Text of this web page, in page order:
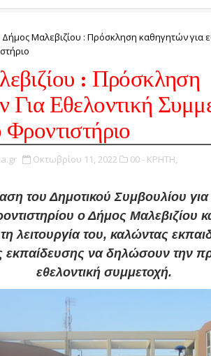
Δήμος Μαλεβιζίου : Πρόσκληση καθηγητών για
: Πρόσκληση
Για Εθελοντική
Οκτωβρίου 11, 2022 00 - ΚΡΗΤΗ,
του Δημοτικού Συμβουλίου για
ο Δήμος Μαλεβιζίου
λειτουργία του, καλώντας
εκπαίδευσης να δηλώσουν την
εθελοντική συμμετοχή.